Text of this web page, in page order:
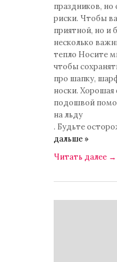
праздников,
риски. Чтобы
приятной, но и
несколько
тепло Носите
чтобы
про шапку,
носки. Хорошая
подошвой
на льду
. Будьте
дальше »
Читать далее →